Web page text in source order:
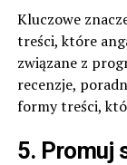
Kluczowe
treści, które
związane z
recenzje,
formy treści,
5. Promuj